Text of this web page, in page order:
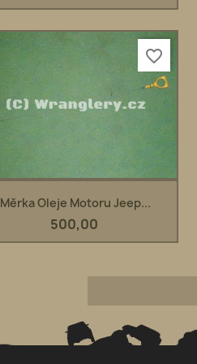
Rychlý náhled
Měrka Oleje Motoru Jeep...
500,00
favorite_border